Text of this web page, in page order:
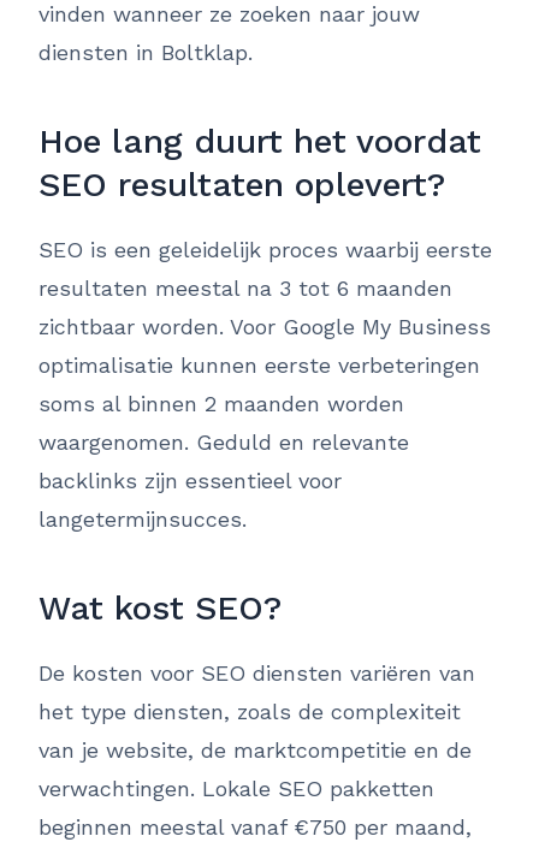
vinden wanneer ze zoeken naar jouw
diensten in Boltklap.
Hoe lang duurt het voordat
SEO resultaten oplevert?
SEO is een geleidelijk proces waarbij eerste
resultaten meestal na 3 tot 6 maanden
zichtbaar worden. Voor Google My Business
optimalisatie kunnen eerste verbeteringen
soms al binnen 2 maanden worden
waargenomen. Geduld en relevante
backlinks zijn essentieel voor
langetermijnsucces.
Wat kost SEO?
De kosten voor SEO diensten variëren van
het type diensten, zoals de complexiteit
van je website, de marktcompetitie en de
verwachtingen. Lokale SEO pakketten
beginnen meestal vanaf €750 per maand,